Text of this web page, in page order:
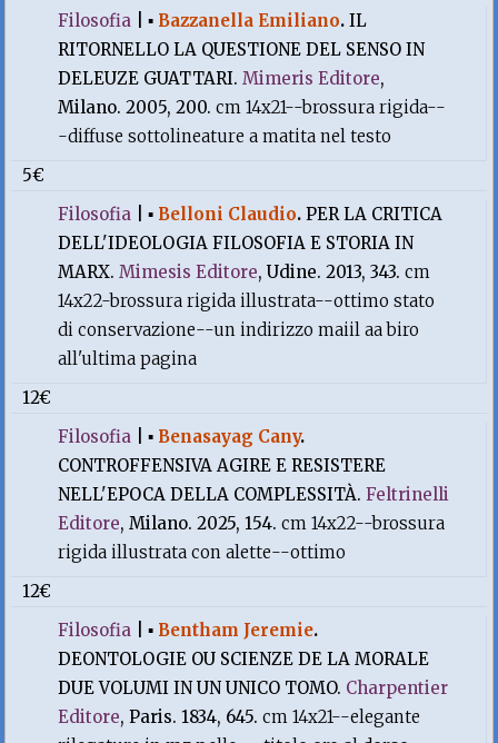
Filosofia |▪ Bazzanella Emiliano.IL
RITORNELLO LA QUESTIONE DEL SENSO IN
DELEUZE GUATTARI.Mimeris Editore,
Milano. 2005, 200.cm 14x21--brossura rigida--
-diffuse sottolineature a matita nel testo
5€
Filosofia |▪ Belloni Claudio.PER LA CRITICA
DELL'IDEOLOGIA FILOSOFIA E STORIA IN
MARX.Mimesis Editore, Udine. 2013, 343.cm
14x22-brossura rigida illustrata--ottimo stato
di conservazione--un indirizzo maiil aa biro
all'ultima pagina
12€
Filosofia |▪ Benasayag Cany.
CONTROFFENSIVA AGIRE E RESISTERE
NELL'EPOCA DELLA COMPLESSITÀ.Feltrinelli
Editore, Milano. 2025, 154.cm 14x22--brossura
rigida illustrata con alette--ottimo
12€
Filosofia |▪ Bentham Jeremie.
DEONTOLOGIE OU SCIENZE DE LA MORALE
DUE VOLUMI IN UN UNICO TOMO. Charpentier
Editore, Paris. 1834, 645.cm 14x21--elegante